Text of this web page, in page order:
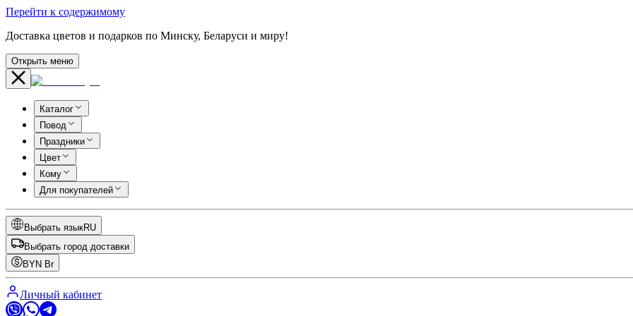
Перейти к содержимому
Доставка цветов и подарков по Минску, Беларуси и миру!
Открыть меню
Каталог
Повод
Праздники
Цвет
Кому
Для покупателей
Выбрать языкRU
Выбрать город доставки
BYN Br
Личный кабинет